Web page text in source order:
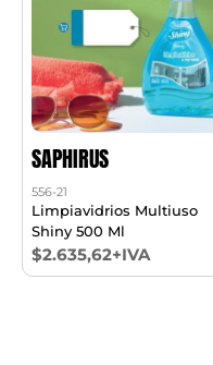
SAPHIRUS
556-21
Limpiavidrios Multiuso
Shiny 500 Ml
$2.635,62+IVA